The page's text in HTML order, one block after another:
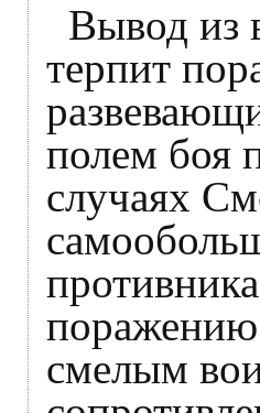
Вывод из
терпит
полем боя
случаях
смелым